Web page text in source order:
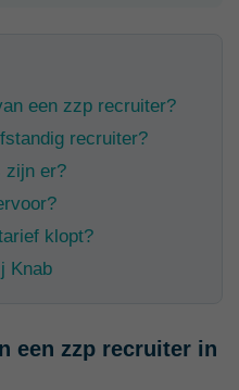
een zzp recruiter?
recruiter?
zijn er?
klopt?
Knab
een zzp recruiter in